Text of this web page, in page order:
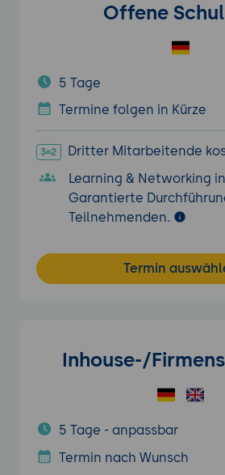
Offene
5 Tage
Termine folgen in Kürze
Dritter Mitarbeitende
Learning & Networking
Garantierte
Teilnehmenden.
Termin
Inhouse-/
5 Tage - anpassbar
Termin nach Wunsch